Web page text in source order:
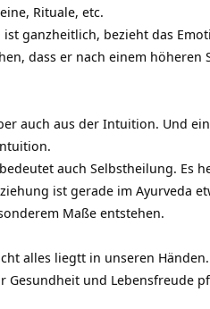
Rituale, etc.
ganzheitlich, bezieht das
dass er nach einem höheren
auch aus der Intuition. Und
auch Selbstheilung. Es
ist gerade im Ayurveda
Maße entstehen.
alles liegtt in unseren
und Lebensfreude